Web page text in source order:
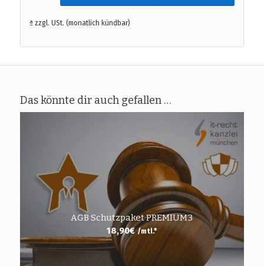
ª zzgl. USt. (monatlich kündbar)
Das könnte dir auch gefallen …
AGB Schutzpaket PREMIUM3
18,90€ /mtl.*